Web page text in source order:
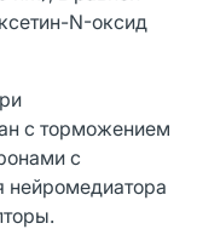
N-оксид
с торможением
с
нейромедиатора